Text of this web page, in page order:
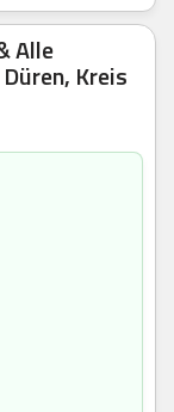
Alle
Kreis